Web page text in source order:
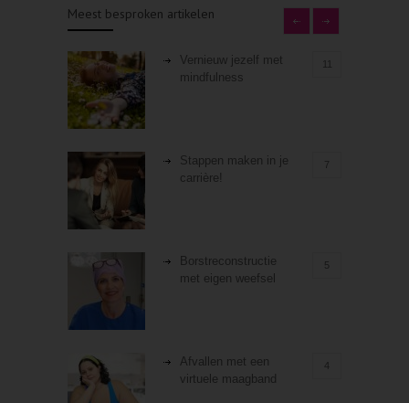
Meest besproken artikelen
Vernieuw jezelf met
mindfulness
Stappen maken in je
carrière!
7
Borstreconstructie
met eigen weefsel
5
Afvallen met een
virtuele maagband
4